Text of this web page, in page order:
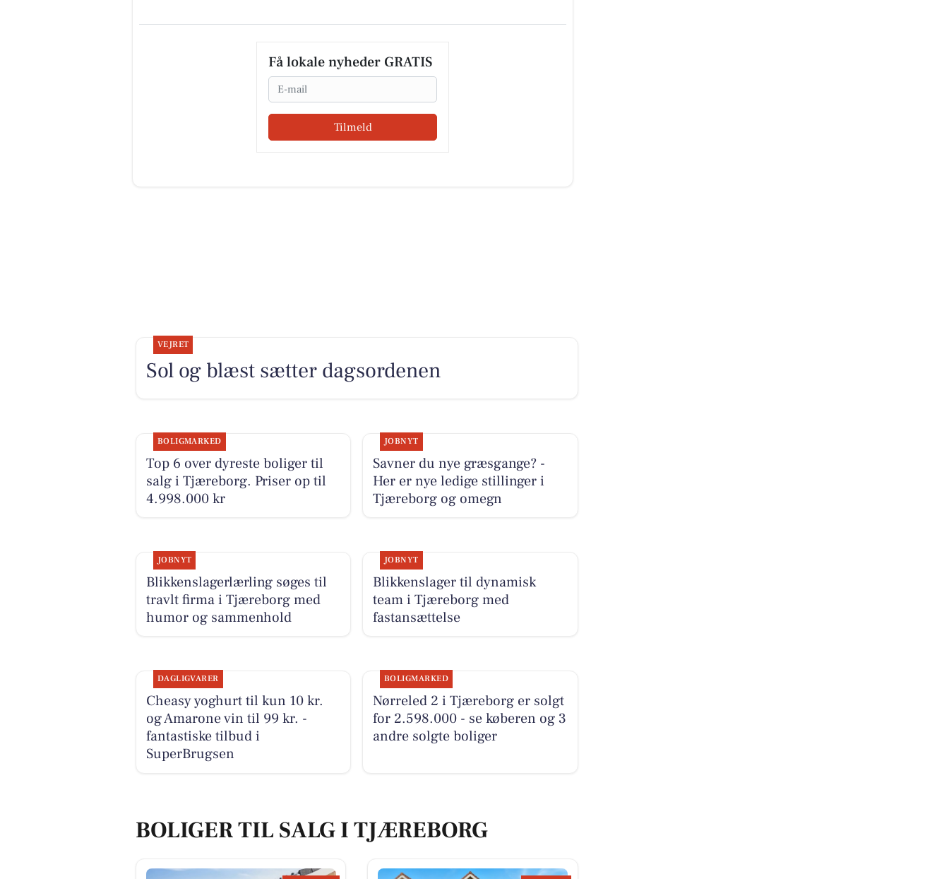
Få lokale nyheder GRATIS
Email
Tilmeld
VEJRET
Sol og blæst sætter dagsordenen
BOLIGMARKED
Top 6 over dyreste boliger til
salg i Tjæreborg. Priser op til
4.998.000 kr
JOBNYT
Savner du nye græsgange? -
Her er nye ledige stillinger i
Tjæreborg og omegn
JOBNYT
Blikkenslagerlærling søges til
travlt firma i Tjæreborg med
humor og sammenhold
JOBNYT
Blikkenslager til dynamisk
team i Tjæreborg med
fastansættelse
DAGLIGVARER
Cheasy yoghurt til kun 10 kr.
og Amarone vin til 99 kr. -
fantastiske tilbud i
SuperBrugsen
BOLIGMARKED
Nørreled 2 i Tjæreborg er solgt
for 2.598.000 - se køberen og 3
andre solgte boliger
BOLIGER TIL SALG I TJÆREBORG